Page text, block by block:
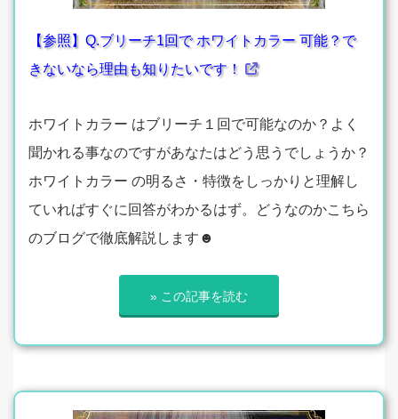
【参照】Q.ブリーチ1回で ホワイトカラー 可能？で
きないなら理由も知りたいです！
ホワイトカラー はブリーチ１回で可能なのか？よく
聞かれる事なのですがあなたはどう思うでしょうか？
ホワイトカラー の明るさ・特徴をしっかりと理解し
ていればすぐに回答がわかるはず。どうなのかこちら
のブログで徹底解説します☻
» この記事を読む